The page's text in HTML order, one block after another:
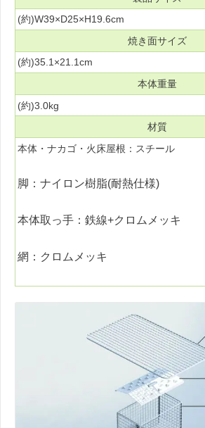
(約)W39×D25×H19.6cm
焼き面サイズ
(約)35.1×21.1cm
本体重量
(約)3.0kg
材質
本体・ナカゴ・火床屋根：スチール
脚：ナイロン樹脂(耐熱仕様)
本体取っ手：鉄線+クロムメッキ
網：クロムメッキ